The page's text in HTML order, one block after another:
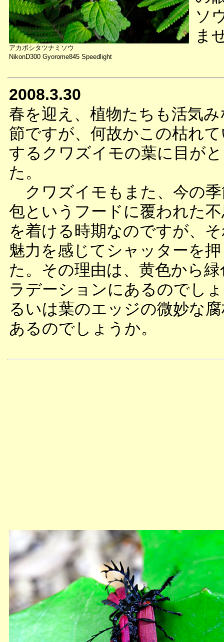
アカボシタツナミソウ
NikonD300 Gyorome845 Speedlight
ソ
ま
2008.3.30
春を迎え、植物たちも活気
節ですが、何故かこの枯れ
するクワズイモの葉に目が
た。
クワズイモもまた、今の季
包というフードに覆われた
を着ける時期なのですが、
魅力を感じてシャッターを
た。その理由は、黄色から
ラデーションにあるのでし
るいは葉のエッジの微妙な
あるのでしょうか。